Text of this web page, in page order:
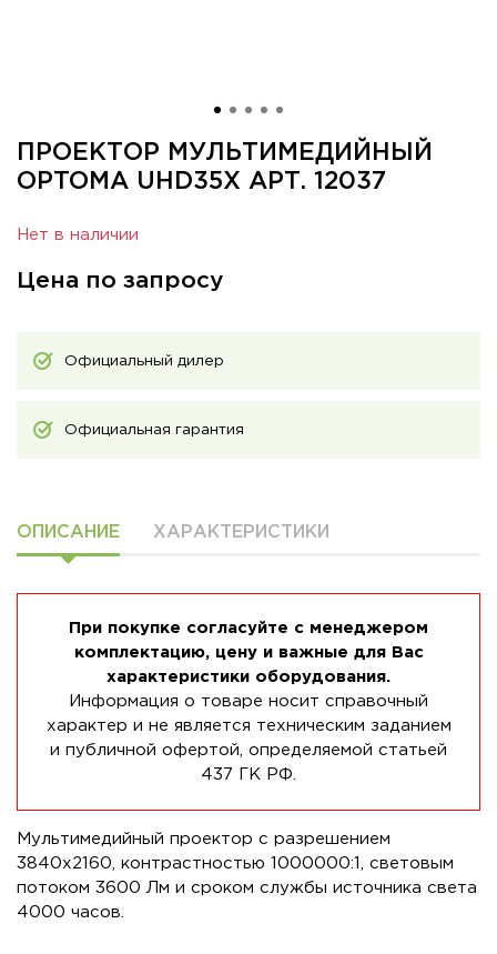
ПРОЕКТОР МУЛЬТИМЕДИЙНЫЙ
OPTOMA UHD35X АРТ. 12037
Нет в наличии
Цена по запросу
Официальный дилер
Официальная гарантия
ОПИСАНИЕ ХАРАКТЕРИСТИКИ
При покупке согласуйте с менеджером
комплектацию, цену и важные для Вас
характеристики оборудования.
Информация о товаре носит справочный
характер и не является техническим заданием
и публичной офертой, определяемой статьей
437 ГК РФ.
Мультимедийный проектор с разрешением
3840x2160, контрастностью 1000000:1, световым
потоком 3600 Лм и сроком службы источника света
4000 часов.